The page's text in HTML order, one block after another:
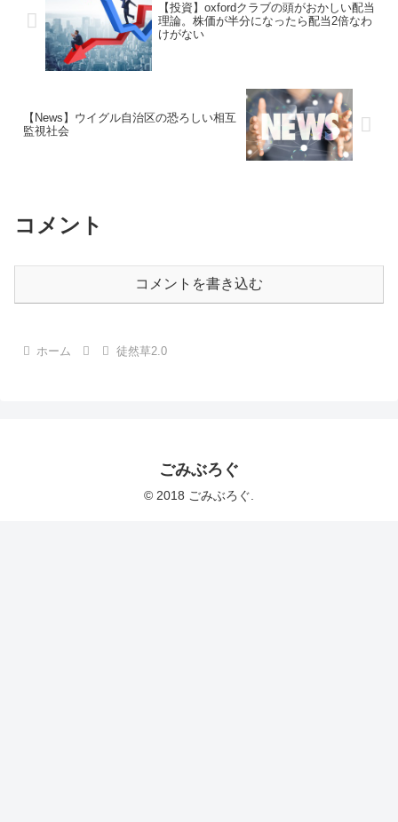
【投資】oxfordクラブの頭がおかしい配当
理論。株価が半分になったら配当2倍なわ
けがない
【News】ウイグル自治区の恐ろしい相互
監視社会
コメント
コメントを書き込む
ホーム 徒然草2.0
ごみぶろぐ
© 2018 ごみぶろぐ.